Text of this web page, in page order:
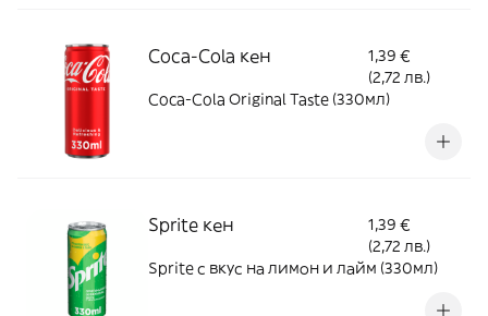
Coca-Cola кен
1,39 €
(2,72 лв.)
Coca-Cola Original Taste (330мл)
Sprite кен
1,39 €
(2,72 лв.)
Sprite с вкус на лимон и лайм (330мл)